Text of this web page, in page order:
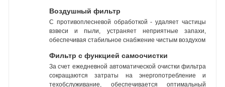
Воздушный фильтр
С противоплесневой обработкой - удаляет частицы
взвеси и пыли, устраняет неприятные запахи,
обеспечивая стабильное снабжение чистым воздухом
Фильтр с функцией самоочистки
За счет ежедневной автоматической очистки фильтра
сокращаются затраты на энергопотребление и
техобслуживание, обеспечивается оптимальный